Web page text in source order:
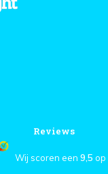
Reviews
Wij scoren een 9,5 op